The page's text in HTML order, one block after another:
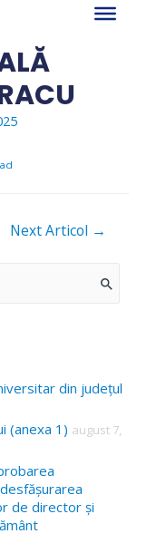
Next Articol →
din județul
(anexa 1) august 7,
de director și